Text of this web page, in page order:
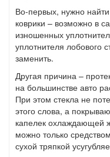
Во-первых, нужно
коврики – возможно в
изношенных
уплотнителя лобового
заменить.
Другая причина –
на большинстве авто
При этом стекла не
этого слова, а
капелек охлаждающей
можно только
сухой тряпкой